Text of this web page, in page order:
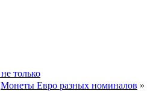
Монеты Евро разных номиналов »